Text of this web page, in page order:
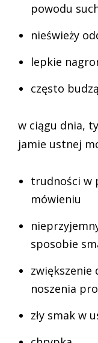
powodu
nieświeży
lepkie
często
w ciągu dnia,
jamie ustnej
trudności w
mówieniu
sposobie
zwiększenie
noszenia
zły smak w